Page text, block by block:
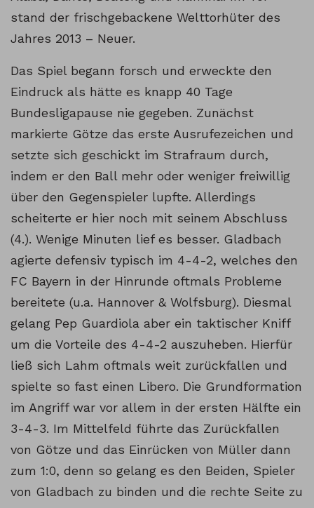
stand der frischgebackene Welttorhüter des
Jahres 2013 – Neuer.
Das Spiel begann forsch und erweckte den
Eindruck als hätte es knapp 40 Tage
Bundesligapause nie gegeben. Zunächst
markierte Götze das erste Ausrufezeichen und
setzte sich geschickt im Strafraum durch,
indem er den Ball mehr oder weniger freiwillig
über den Gegenspieler lupfte. Allerdings
scheiterte er hier noch mit seinem Abschluss
(4.). Wenige Minuten lief es besser. Gladbach
agierte defensiv typisch im 4-4-2, welches den
FC Bayern in der Hinrunde oftmals Probleme
bereitete (u.a. Hannover & Wolfsburg). Diesmal
gelang Pep Guardiola aber ein taktischer Kniff
um die Vorteile des 4-4-2 auszuheben. Hierfür
ließ sich Lahm oftmals weit zurückfallen und
spielte so fast einen Libero. Die Grundformation
im Angriff war vor allem in der ersten Hälfte ein
3-4-3. Im Mittelfeld führte das Zurückfallen
von Götze und das Einrücken von Müller dann
zum 1:0, denn so gelang es den Beiden, Spieler
von Gladbach zu binden und die rechte Seite zu